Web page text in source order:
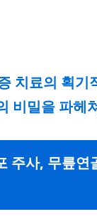
치료의 획기
비밀을 파헤
주사, 무릎연